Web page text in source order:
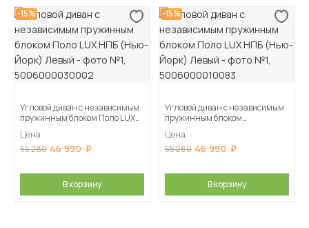
-15%
Угловой диван с независимым
пружинным блоком Поло LUX
Цена
55 280 46 990
В корзину
-15%
Угловой диван с независимым
пружинным блоком
Левый
Цена
55 280 46 990
В корзину